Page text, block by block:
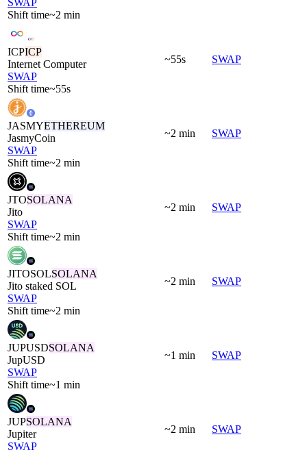
Shift time~2 min
ICPICP
Internet Computer
SWAP
Shift time~55s
~55s SWAP
JASMYETHEREUM
JasmyCoin
SWAP
Shift time~2 min
~2 min SWAP
JTOSOLANA
Jito
SWAP
Shift time~2 min
~2 min SWAP
JITOSOLSOLANA
Jito staked SOL
SWAP
Shift time~2 min
~2 min SWAP
JUPUSDSOLANA
JupUSD
SWAP
Shift time~1 min
~1 min SWAP
JUPSOLANA
Jupiter
SWAP
~2 min SWAP